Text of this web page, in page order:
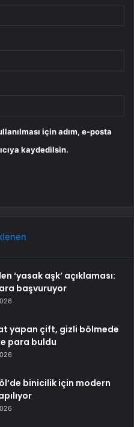
için adım, e-posta
kaydedilsin.
‘yasak aşk’ açıklaması:
başvuruyor
yapan çift, gizli bölmede
para buldu
binicilik için modern